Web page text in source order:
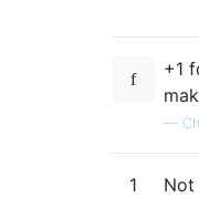
+1
—
1
Not